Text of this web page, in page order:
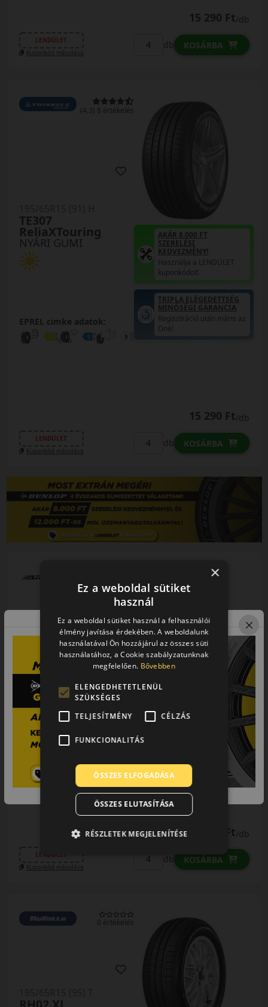
15 290 Ft/db
LENDÜLET
Kuponkód másolása
db KOSÁRBA
(4.3) 8 értékelés
NYÁRI GUMI
TE307
ReliaXTouring
EPREL cimke adatok:
AKÁR 8.000 FT
SZERELÉSI
KEDVEZMÉNY!
Használja a LENDÜLET
kuponkódot!
TRIPLA ELÉGEDETTSÉG
MINŐSÉGI GARANCIA
Regisztráció után máris az
Öné!
15 290 Ft/db
LENDÜLET
Kuponkód másolása
db KOSÁRBA
NYÁRI GUMI
Premio ARZero
195/65R15 (91) V
EPREL cimke adatok:
SZERELÉSI
Használja a LENDÜLET
15 390 Ft/db
LENDÜLET
Kuponkód másolása
db KOSÁRBA
0 értékelés
×
Ez a weboldal sütiket
használ
Ez a weboldal sütiket használ a felhasználói
élmény javítása érdekében. A weboldalunk
használatával Ön hozzájárul az összes süti
használatához, a Cookie szabályzatunknak
megfelelően. Bővebben
ELENGEDHETETLENÜL
SZÜKSÉGES
TELJESÍTMÉNY
CÉLZÁS
FUNKCIONALITÁS
ÖSSZES ELFOGADÁSA
ÖSSZES ELUTASÍTÁSA
RÉSZLETEK MEGJELENÍTÉSE